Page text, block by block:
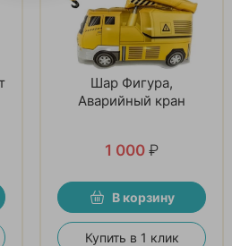
Шар Фигура,
Аварийный кран
1 000 ₽
В корзину
Купить в 1 клик